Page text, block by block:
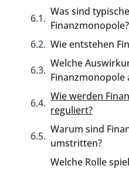
Was sind
Finanzmonopole?
Wie entstehen
Welche
Finanzmonopole
Wie werden
reguliert?
Warum sind
umstritten?
Welche Rolle